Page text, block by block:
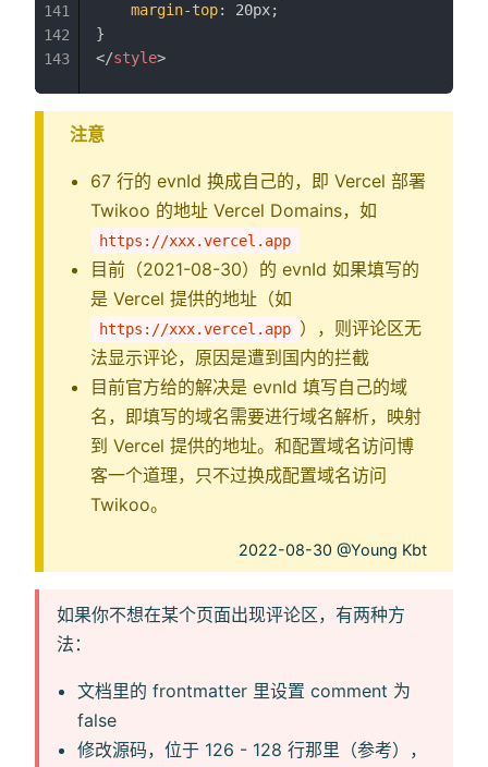
margin-top: 20px;
}
</style>
141
142
143
注意
67 行的 evnId 换成自己的，即 Vercel 部署
Twikoo 的地址 Vercel Domains，如
https://xxx.vercel.app
目前（2021-08-30）的 evnId 如果填写的
是 Vercel 提供的地址（如
https://xxx.vercel.app ），则评论区无
法显示评论，原因是遭到国内的拦截
目前官方给的解决是 evnId 填写自己的域
名，即填写的域名需要进行域名解析，映射
到 Vercel 提供的地址。和配置域名访问博
客一个道理，只不过换成配置域名访问
Twikoo。
2022-08-30 @Young Kbt
如果你不想在某个页面出现评论区，有两种方
法：
文档里的 frontmatter 里设置 comment 为
false
修改源码，位于 126 - 128 行那里（参考），